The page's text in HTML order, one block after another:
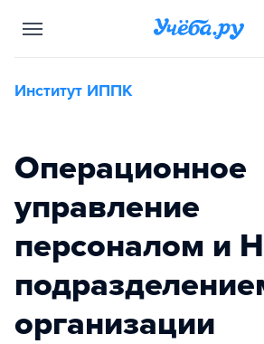
Институт ИППК
Операционное
управление
персоналом и
организации